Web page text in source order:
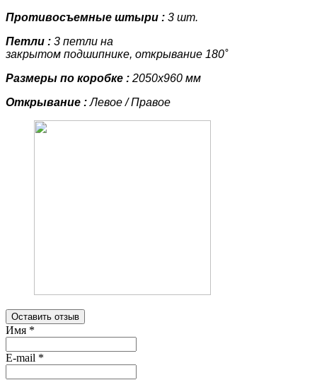
Противосъемные штыри : 3 шт.
Петли : 3 петли на
закрытом подшипнике, открывание 180˚
Размеры по коробке : 2050х960 мм
Открывание :Левое / Правое
Оставить отзыв
Имя *
E-mail *